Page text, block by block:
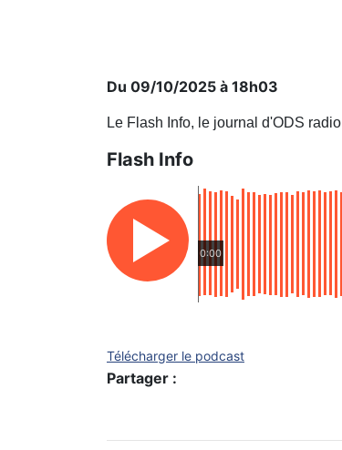
Du 09/10/2025 à 18h03
Le Flash Info, le journal d'ODS radio
Flash Info
0:00
Télécharger le podcast
Partager :